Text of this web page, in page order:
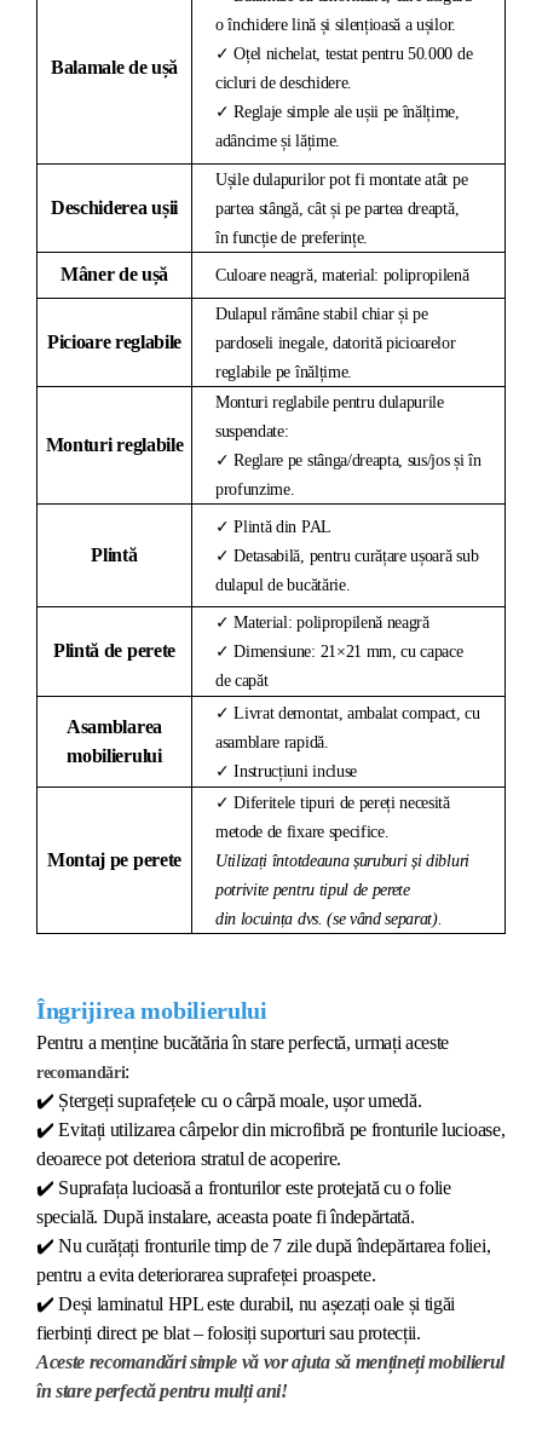
Balamale de ușă
o închidere lină și silențioasă a ușilor.
✓ Oțel nichelat, testat pentru 50.000 de
cicluri de deschidere.
✓ Reglaje simple ale ușii pe înălțime,
adâncime și lățime.
Deschiderea ușii
Ușile dulapurilor pot fi montate atât pe
partea stângă, cât și pe partea dreaptă,
în funcție de preferințe.
Mâner de ușă Culoare neagră, material: polipropilenă
Picioare reglabile
Dulapul rămâne stabil chiar și pe
pardoseli inegale, datorită picioarelor
reglabile pe înălțime.
Monturi reglabile
Monturi reglabile pentru dulapurile
suspendate:
✓ Reglare pe stânga/dreapta, sus/jos și în
profunzime.
Plintă
✓ Plintă din PAL
✓ Detasabilă, pentru curățare ușoară sub
dulapul de bucătărie.
Plintă de perete
✓ Material: polipropilenă neagră
✓ Dimensiune: 21×21 mm, cu capace
de capăt
Asamblarea
mobilierului
✓ Livrat demontat, ambalat compact, cu
asamblare rapidă.
✓ Instrucțiuni incluse
Montaj pe perete
✓ Diferitele tipuri de pereți necesită
metode de fixare specifice.
Utilizați întotdeauna șuruburi și dibluri
potrivite pentru tipul de perete
din locuința dvs. (se vând separat).
Îngrijirea mobilierului
Pentru a menține bucătăria în stare perfectă, urmați aceste
recomandări:
✔️ Ștergeți suprafețele cu o cârpă moale, ușor umedă.
✔️ Evitați utilizarea cârpelor din microfibră pe fronturile lucioase,
deoarece pot deteriora stratul de acoperire.
✔️ Suprafața lucioasă a fronturilor este protejată cu o folie
specială. După instalare, aceasta poate fi îndepărtată.
✔️ Nu curățați fronturile timp de 7 zile după îndepărtarea foliei,
pentru a evita deteriorarea suprafeței proaspete.
✔️ Deși laminatul HPL este durabil, nu așezați oale și tigăi
fierbinți direct pe blat – folosiți suporturi sau protecții.
Aceste recomandări simple vă vor ajuta să mențineți mobilierul
în stare perfectă pentru mulți ani!